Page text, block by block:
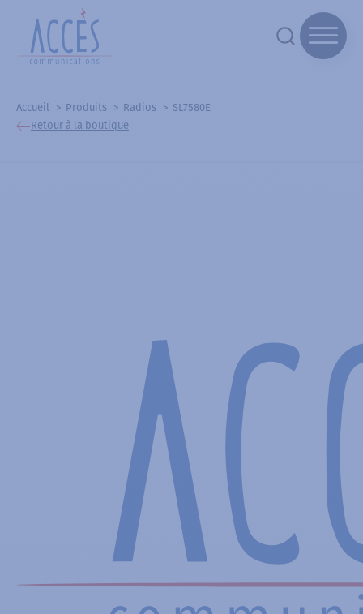
Accueil Produits Radios
SL7580E
Retour à la boutique